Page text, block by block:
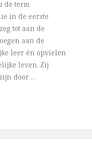
de term
in de eerste
tot aan de
aan de
leer én opvielen
leven. Zij
door …